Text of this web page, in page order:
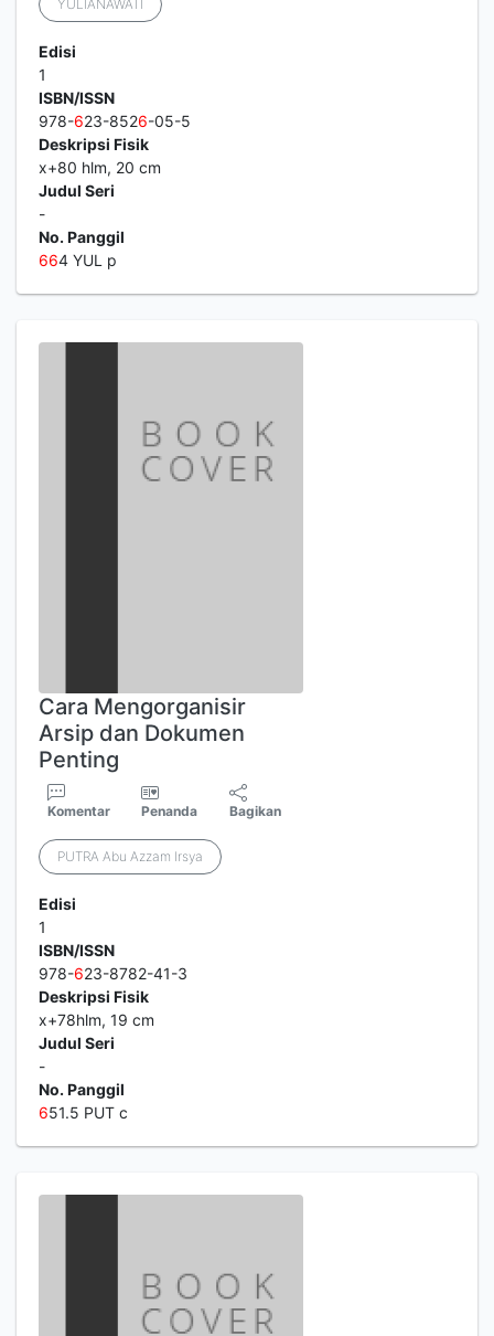
YULIANAWATI
Edisi
1
ISBN/ISSN
978-623-8526-05-5
Deskripsi Fisik
x+80 hlm, 20 cm
Judul Seri
-
No. Panggil
664 YUL p
Cara Mengorganisir
Arsip dan Dokumen
Penting
Komentar Penanda Bagikan
PUTRA Abu Azzam Irsya
Edisi
1
ISBN/ISSN
978-623-8782-41-3
Deskripsi Fisik
x+78hlm, 19 cm
Judul Seri
-
No. Panggil
651.5 PUT c